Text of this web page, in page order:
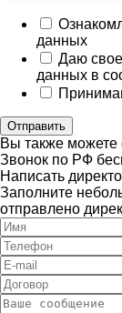
данных
Даю свое
данных в
Отправить
Вы также можете
Звонок по РФ
Написать
Заполните
отправлено